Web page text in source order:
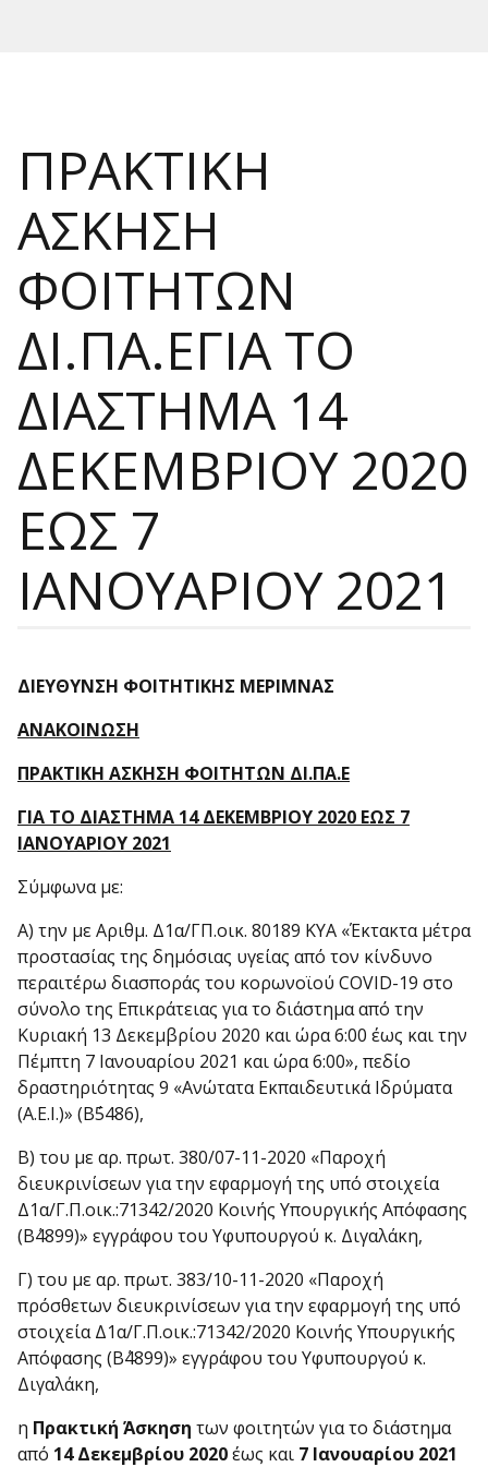
ΠΡΑΚΤΙΚΗ
ΑΣΚΗΣΗ
ΦΟΙΤΗΤΩΝ
ΔΙ.ΠΑ.ΕΓΙΑ ΤΟ
ΔΙΑΣΤΗΜΑ 14
ΔΕΚΕΜΒΡΙΟΥ 2020
ΕΩΣ 7
ΙΑΝΟΥΑΡΙΟΥ 2021
ΔΙΕΥΘΥΝΣΗ ΦΟΙΤΗΤΙΚΗΣ ΜΕΡΙΜΝΑΣ
ΑΝΑΚΟΙΝΩΣΗ
ΠΡΑΚΤΙΚΗ ΑΣΚΗΣΗ ΦΟΙΤΗΤΩΝ ΔΙ.ΠΑ.Ε
ΓΙΑ ΤΟ ΔΙΑΣΤΗΜΑ 14 ΔΕΚΕΜΒΡΙΟΥ 2020 ΕΩΣ 7
ΙΑΝΟΥΑΡΙΟΥ 2021
Σύμφωνα με:
Α) την με Αριθμ. Δ1α/ΓΠ.οικ. 80189 ΚΥΑ «Έκτακτα μέτρα
προστασίας της δημόσιας υγείας από τον κίνδυνο
περαιτέρω διασποράς του κορωνοϊού COVID-19 στο
σύνολο της Επικράτειας για το διάστημα από την
Κυριακή 13 Δεκεμβρίου 2020 και ώρα 6:00 έως και την
Πέμπτη 7 Ιανουαρίου 2021 και ώρα 6:00», πεδίο
δραστηριότητας 9 «Ανώτατα Εκπαιδευτικά Ιδρύματα
(Α.Ε.Ι.)» (Β΄5486),
Β) του με αρ. πρωτ. 380/07-11-2020 «Παροχή
διευκρινίσεων για την εφαρμογή της υπό στοιχεία
Δ1α/Γ.Π.οικ.:71342/2020 Κοινής Υπουργικής Απόφασης
(Β΄4899)» εγγράφου του Υφυπουργού κ. Διγαλάκη,
Γ) του με αρ. πρωτ. 383/10-11-2020 «Παροχή
πρόσθετων διευκρινίσεων για την εφαρμογή της υπό
στοιχεία Δ1α/Γ.Π.οικ.:71342/2020 Κοινής Υπουργικής
Απόφασης (Β΄4899)» εγγράφου του Υφυπουργού κ.
Διγαλάκη,
η Πρακτική Άσκηση των φοιτητών για το διάστημα
από 14 Δεκεμβρίου 2020έως και 7 Ιανουαρίου 2021